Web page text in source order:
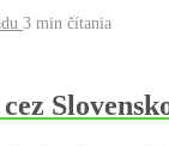
3 min čítania